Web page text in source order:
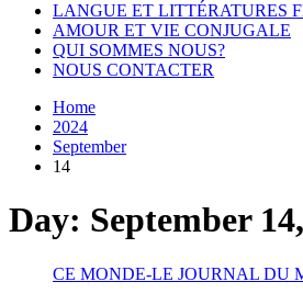
LANGUE ET LITTÉRATURES
AMOUR ET VIE CONJUGALE
QUI SOMMES NOUS?
NOUS CONTACTER
Home
2024
September
14
Day: September
CE MONDE-LE JOURNAL DU